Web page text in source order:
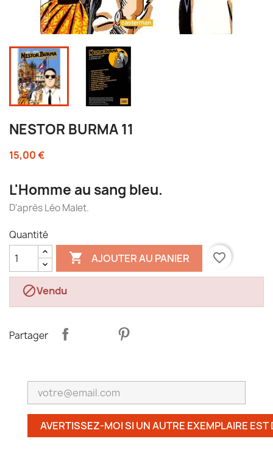
NESTOR BURMA 11
15,00 €
L'Homme au sang bleu.
D'après Léo Malet.
Quantité
 AJOUTER AU PANIER favorite_border
Vendu
Partager
AVERTISSEZ-MOI SI UN AUTRE EXEMPLAIRE EST